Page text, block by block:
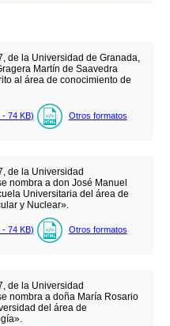
de la Universidad de Granada,
Martín de Saavedra
al área de conocimiento de
- 74 KB) Otros formatos
de la Universidad
nombra a don José Manuel
Universitaria del área de
y Nuclear».
- 74 KB) Otros formatos
de la Universidad
nombra a doña María Rosario
del área de